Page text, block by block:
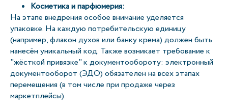
Косметика и парфюмерия:
На этапе внедрения особое внимание уделяется
упаковке. На каждую потребительскую единицу
(например, флакон духов или банку крема) должен быть
нанесён уникальный код. Также возникает требование к
"жёсткой привязке" к документообороту: электронный
документооборот (ЭДО) обязателен на всех этапах
перемещения (в том числе при продаже через
маркетплейсы).